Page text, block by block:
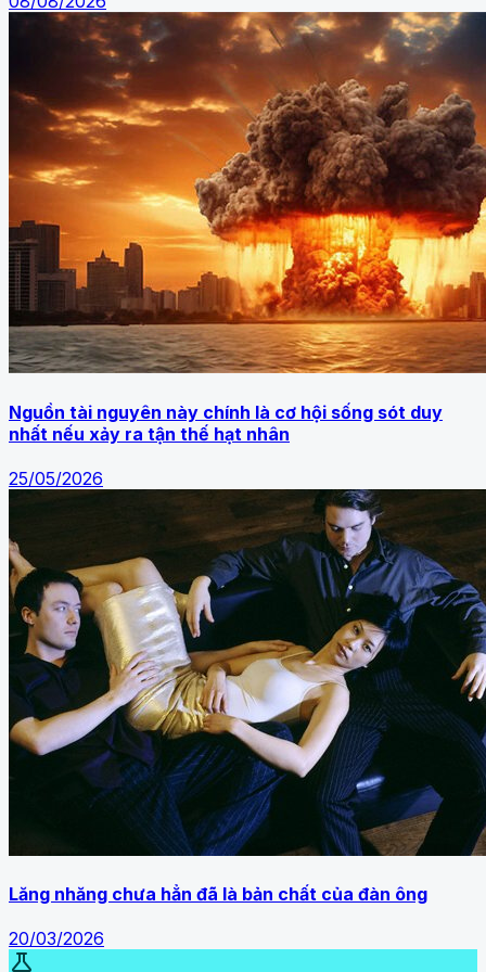
Nguồn tài nguyên này chính là cơ hội sống sót duy
nhất nếu xảy ra tận thế hạt nhân
25/05/2026
Lăng nhăng chưa hẳn đã là bản chất của đàn ông
20/03/2026
science